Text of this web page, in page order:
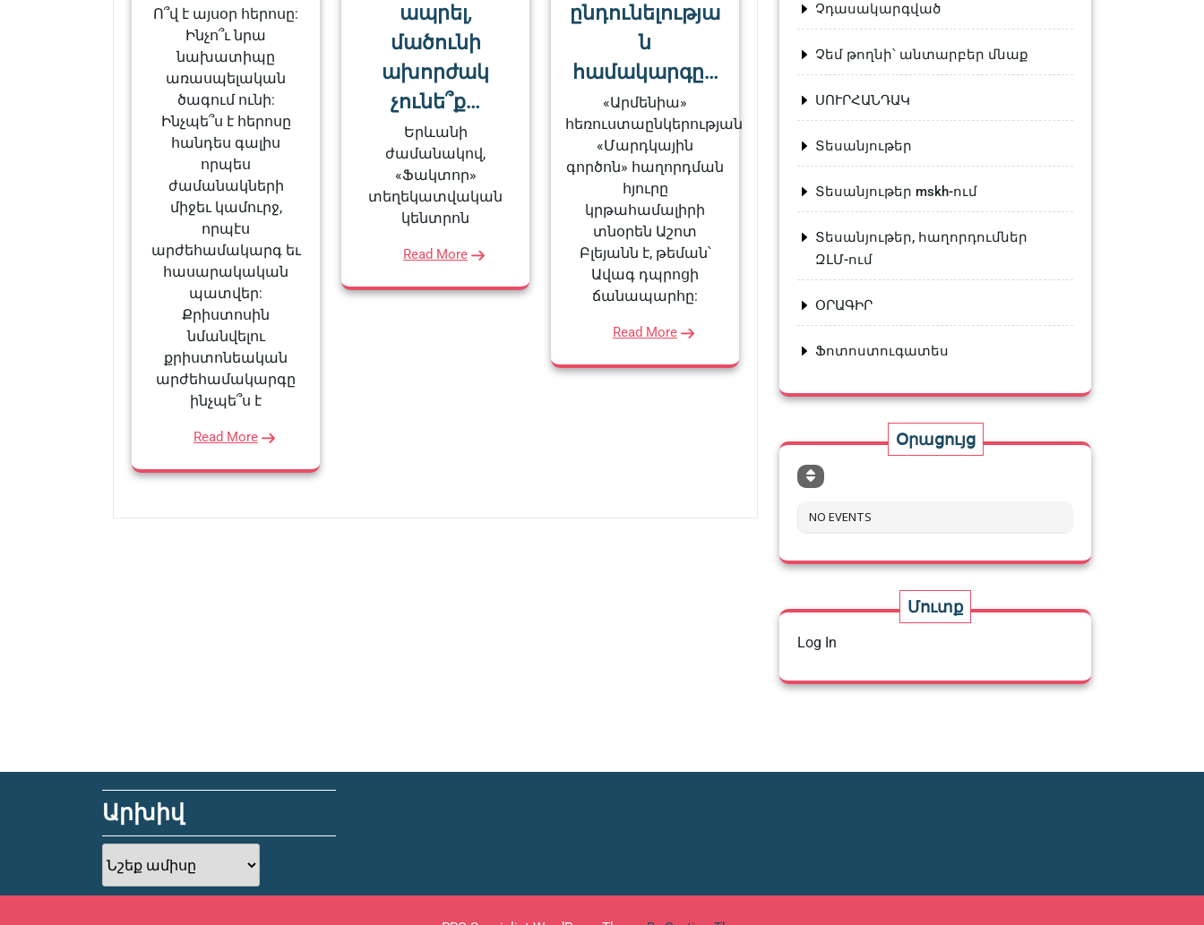
Ո՞վ է այսօր հերոսը:
Ինչո՞ւ նրա
նախատիպը
առասպելական
ծագում ունի:
Ինչպե՞ս է հերոսը
հանդես գալիս
որպես
ժամանակների
միջեւ կամուրջ,
որպէս
արժեհամակարգ եւ
հասարակական
պատվեր:
Քրիստոսին
նմանվելու
քրիստոնեական
արժեհամակարգը
ինչպե՞ս է
Read More
ապրել,
մածունի
ախորժակ
չունե՞ք…
Երևանի
ժամանակով,
«Ֆակտոր»
տեղեկատվական
կենտրոն
Read More
ընդունելությա
ն
համակարգը…
«Արմենիա»
հեռուստաընկերության
«Մարդկային
գործոն» հաղորդման
հյուրը
կրթահամալիրի
տնօրեն Աշոտ
Բլեյանն է, թեման՝
Ավագ դպրոցի
ճանապարհը:
Read More
Չդասակարգված
Չեմ թողնի՝ անտարբեր մնաք
ՍՈՒՐՀԱՆԴԱԿ
Տեսանյութեր
Տեսանյութեր mskh-ում
Տեսանյութեր, հաղորդումներ
ԶԼՄ-ում
ՕՐԱԳԻՐ
Ֆոտոստուգատես
Օրացույց
NO EVENTS
Մուտք
Log In
Արխիվ